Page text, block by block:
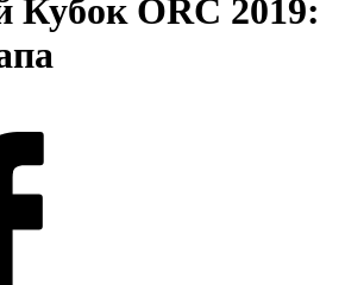
ORC 2019: